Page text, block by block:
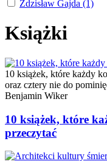
Zdzisław Gajda (1)
Książki
10 książek, które każdy
oraz cztery nie do
Benjamin Wiker
10 książek, które
przeczytać